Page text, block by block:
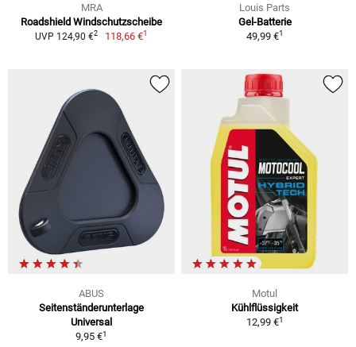
MRA
Roadshield Windschutzscheibe
UVP 124,90 €2 118,66 €1
Louis Parts
Gel-Batterie
49,99 €1
ABUS
Seitenständerunterlage
Universal
9,95 €1
Motul
Kühlflüssigkeit
12,99 €1